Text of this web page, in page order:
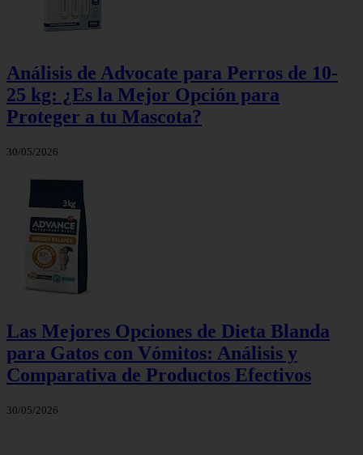
Análisis de Advocate para Perros de 10-
25 kg: ¿Es la Mejor Opción para
Proteger a tu Mascota?
30/05/2026
Las Mejores Opciones de Dieta Blanda
para Gatos con Vómitos: Análisis y
Comparativa de Productos Efectivos
30/05/2026